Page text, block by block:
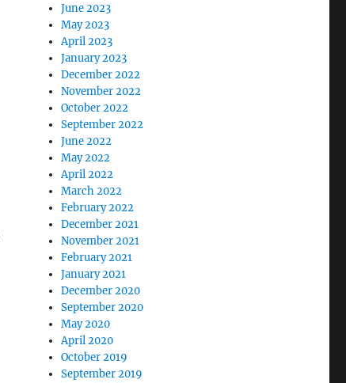
June 2023
May 2023
April 2023
January 2023
December 2022
November 2022
October 2022
September 2022
June 2022
May 2022
April 2022
March 2022
February 2022
December 2021
November 2021
February 2021
January 2021
December 2020
September 2020
May 2020
April 2020
October 2019
September 2019